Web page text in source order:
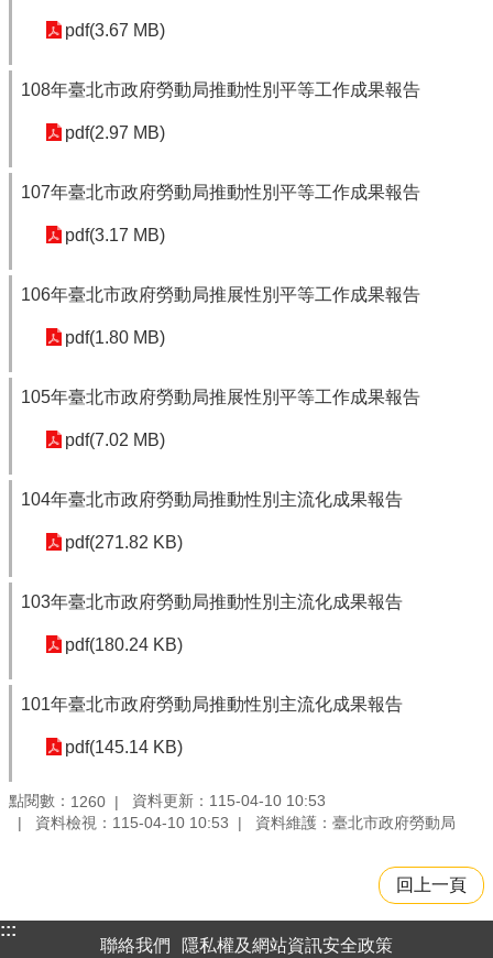
pdf(3.67 MB)
108年臺北市政府勞動局推動性別平等工作成果報告
pdf(2.97 MB)
107年臺北市政府勞動局推動性別平等工作成果報告
pdf(3.17 MB)
106年臺北市政府勞動局推展性別平等工作成果報告
pdf(1.80 MB)
105年臺北市政府勞動局推展性別平等工作成果報告
pdf(7.02 MB)
104年臺北市政府勞動局推動性別主流化成果報告
pdf(271.82 KB)
103年臺北市政府勞動局推動性別主流化成果報告
pdf(180.24 KB)
101年臺北市政府勞動局推動性別主流化成果報告
pdf(145.14 KB)
點閱數： 1260
資料更新：115-04-10 10:53
資料檢視：115-04-10 10:53
資料維護：臺北市政府勞動局
回上一頁
:::
聯絡我們
隱私權及網站資訊安全政策